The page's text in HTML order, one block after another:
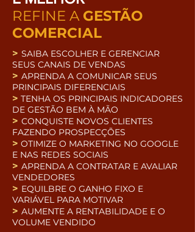
REFINE A GESTÃO
COMERCIAL
> SAIBA ESCOLHER E GERENCIAR
SEUS CANAIS DE VENDAS
> APRENDA A COMUNICAR SEUS
PRINCIPAIS DIFERENCIAIS
> TENHA OS PRINCIPAIS INDICADORES
DE GESTÃO BEM À MÃO
> CONQUISTE NOVOS CLIENTES
FAZENDO PROSPECÇÕES
> OTIMIZE O MARKETING NO GOOGLE
E NAS REDES SOCIAIS
> APRENDA A CONTRATAR E AVALIAR
VENDEDORES
> EQUILBRE O GANHO FIXO E
VARIÁVEL PARA MOTIVAR
> AUMENTE A RENTABILIDADE E O
VOLUME VENDIDO